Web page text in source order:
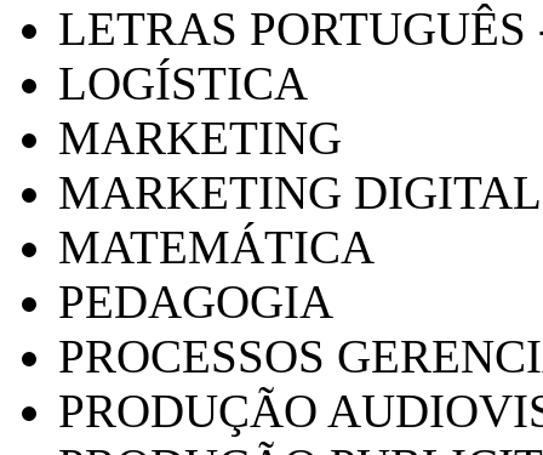
LETRAS PORTUGUÊS
LOGÍSTICA
MARKETING
MARKETING DIGITAL
MATEMÁTICA
PEDAGOGIA
PROCESSOS
PRODUÇÃO